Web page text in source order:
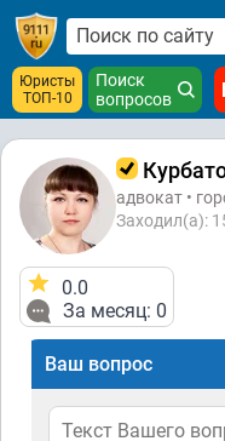
Юристы
ТОП-10
Поиск
вопросов
адвокат •
Заходил(а):
0.0
За месяц: 0
Ваш вопрос